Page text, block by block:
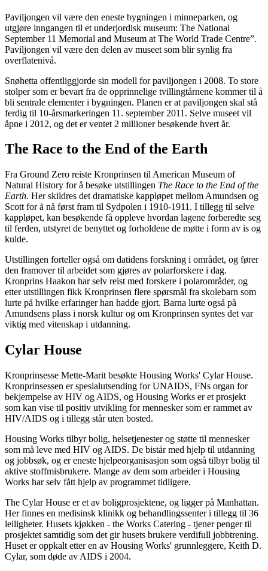
Paviljongen vil være den eneste bygningen i minneparken, og
utgjøre inngangen til et underjordisk museum: The National
September 11 Memorial and Museum at The World Trade Centre”.
Paviljongen vil være den delen av museet som blir synlig fra
overflatenivå.
Snøhetta offentliggjorde sin modell for paviljongen i 2008. To store
stolper som er bevart fra de opprinnelige tvillingtårnene kommer til å
bli sentrale elementer i bygningen. Planen er at paviljongen skal stå
ferdig til 10-årsmarkeringen 11. september 2011. Selve museet vil
åpne i 2012, og det er ventet 2 millioner besøkende hvert år.
The Race to the End of the Earth
Fra Ground Zero reiste Kronprinsen til American Museum of
Natural History for å besøke utstillingen The Race to the End of the
Earth. Her skildres det dramatiske kappløpet mellom Amundsen og
Scott for å nå først fram til Sydpolen i 1910-1911. I tillegg til selve
kappløpet, kan besøkende få oppleve hvordan lagene forberedte seg
til ferden, utstyret de benyttet og forholdene de møtte i form av is og
kulde.
Utstillingen forteller også om datidens forskning i området, og fører
den framover til arbeidet som gjøres av polarforskere i dag.
Kronprins Haakon har selv reist med forskere i polarområder, og
etter utstillingen fikk Kronprinsen flere spørsmål fra skolebarn som
lurte på hvilke erfaringer han hadde gjort. Barna lurte også på
Amundsens plass i norsk kultur og om Kronprinsen syntes det var
viktig med vitenskap i utdanning.
Cylar House
Kronprinsesse Mette-Marit besøkte Housing Works' Cylar House.
Kronprinsessen er spesialutsending for UNAIDS, FNs organ for
bekjempelse av HIV og AIDS, og Housing Works er et prosjekt
som kan vise til positiv utvikling for mennesker som er rammet av
HIV/AIDS og i tillegg står uten bosted.
Housing Works tilbyr bolig, helsetjenester og støtte til mennesker
som må leve med HIV og AIDS. De bistår med hjelp til utdanning
og jobbsøk, og er eneste hjelpeorganisasjon som også tilbyr bolig til
aktive stoffmisbrukere. Mange av dem som arbeider i Housing
Works har selv fått hjelp av programmet tidligere.
The Cylar House er et av boligprosjektene, og ligger på Manhattan.
Her finnes en medisinsk klinikk og behandlingssenter i tillegg til 36
leiligheter. Husets kjøkken - the Works Catering - tjener penger til
prosjektet samtidig som det gir husets brukere verdifull jobbtrening.
Huset er oppkalt etter en av Housing Works' grunnleggere, Keith D.
Cylar, som døde av AIDS i 2004.